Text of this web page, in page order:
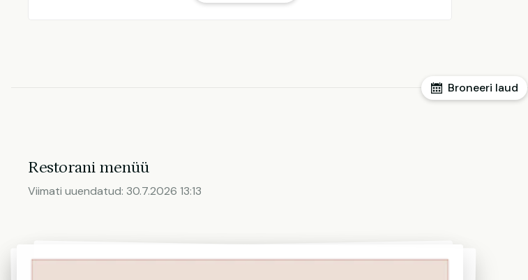
Broneeri laud
Restorani menüü
Viimati uuendatud: 30.7.2026 13:13